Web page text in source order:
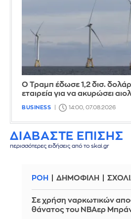
Ο Τραμπ έδωσε 1,2 δισ.
εταιρεία για να ακυρώσει
BUSINESS 14:00, 07.08.2026
ΔΙΑΒΑΣΤΕ ΕΠΙΣΗΣ
περισσότερες ειδήσεις από το skai.gr
ΡΟΗ ΔΗΜΟΦΙΛΗ
Σε χρήση ναρκωτικών
θάνατος του ΝΒΑερ